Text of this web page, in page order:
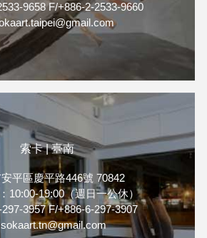
9658 F/+886-2-2533-9660
索卡 | 臺南
平區慶平路446號 70842
10:00-19:00（週日一公休）
3957 F/+886-6-297-3907